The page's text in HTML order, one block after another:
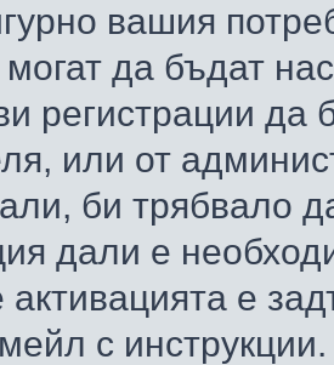
вашия
да бъдат
регистрации да
или от
би трябвало
дали е
активацията е
с